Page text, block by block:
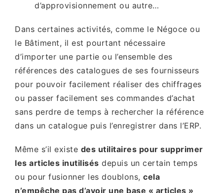
d’approvisionnement ou autre…
Dans certaines activités, comme le Négoce ou
le Bâtiment, il est pourtant nécessaire
d’importer une partie ou l’ensemble des
références des catalogues de ses fournisseurs
pour pouvoir facilement réaliser des chiffrages
ou passer facilement ses commandes d’achat
sans perdre de temps à rechercher la référence
dans un catalogue puis l’enregistrer dans l’ERP.
Même s’il existe des utilitaires pour supprimer
les articles inutilisés depuis un certain temps
ou pour fusionner les doublons, cela
n’empêche pas d’avoir une base « articles »